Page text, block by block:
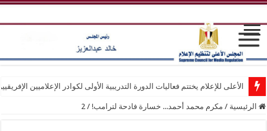
الأعلى للإعلام يختتم فعاليات الدورة التدريبية الأولى لكوادر الإعلاميين
الرئيسية / مكرم محمد أحمد... خسارة فادحة لترامب! /
2